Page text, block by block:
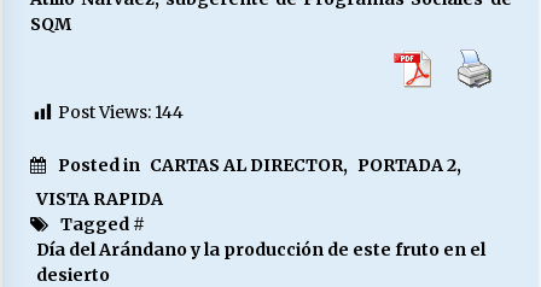
SQM
Post Views: 144
Posted in CARTAS AL DIRECTOR, PORTADA 2,
VISTA RAPIDA
Tagged #
Día del Arándano y la producción de este fruto en el
desierto